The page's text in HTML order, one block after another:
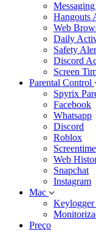
Hangouts
Web
Daily
Safety
Discord
Screen
Parental Control
Spyrix
Facebook
Whatsapp
Discord
Roblox
Screentime
Web
Snapchat
Instagram
Mac
Keylogger
Preço